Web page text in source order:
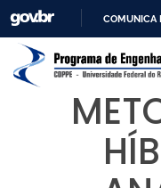
COMUNICA